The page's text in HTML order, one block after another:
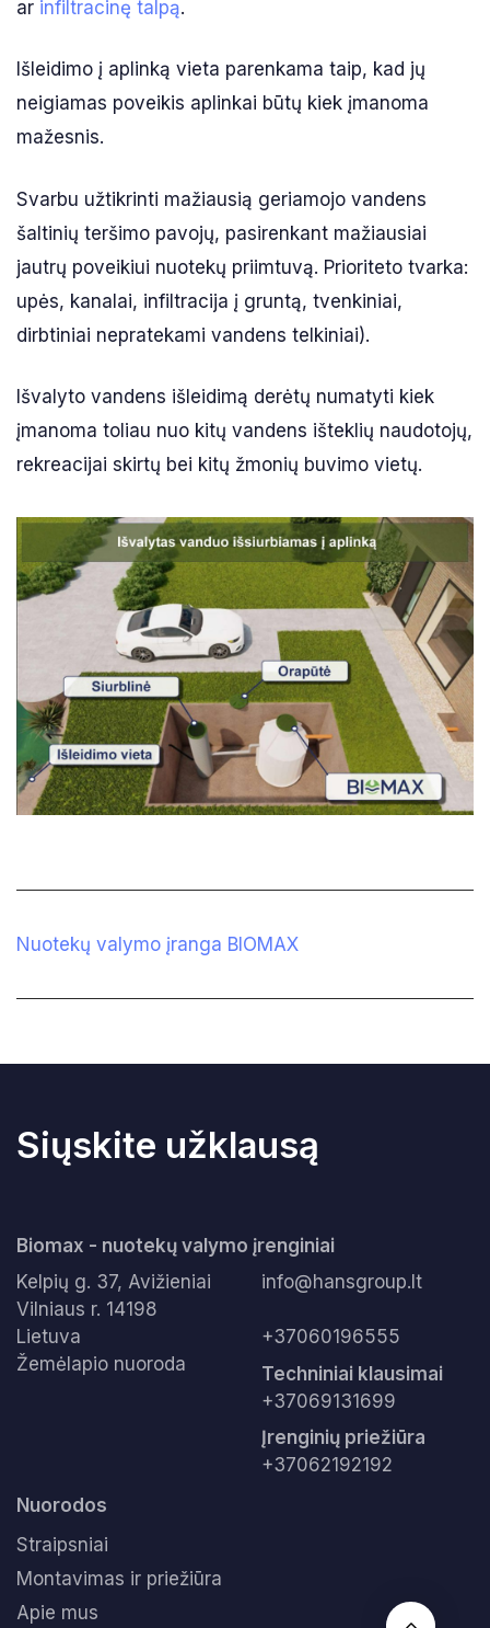
ar infiltracinę talpą.
Išleidimo į aplinką vieta parenkama taip, kad jų
neigiamas poveikis aplinkai būtų kiek įmanoma
mažesnis.
Svarbu užtikrinti mažiausią geriamojo vandens
šaltinių teršimo pavojų, pasirenkant mažiausiai
jautrų poveikiui nuotekų priimtuvą. Prioriteto tvarka:
upės, kanalai, infiltracija į gruntą, tvenkiniai,
dirbtiniai nepratekami vandens telkiniai).
Išvalyto vandens išleidimą derėtų numatyti kiek
įmanoma toliau nuo kitų vandens išteklių naudotojų,
rekreacijai skirtų bei kitų žmonių buvimo vietų.
Nuotekų valymo įranga BIOMAX
Siųskite užklausą
Biomax - nuotekų valymo įrenginiai
Kelpių g. 37, Avižieniai
Vilniaus r. 14198
Lietuva
Žemėlapio nuoroda
info@hansgroup.lt
+37060196555
Techniniai klausimai
+37069131699
Įrenginių priežiūra
+37062192192
Nuorodos
Straipsniai
Montavimas ir priežiūra
Apie mus